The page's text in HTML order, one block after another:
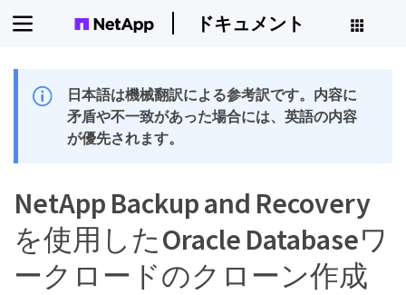
ドキュメント
日本語は機械翻訳による参考訳です。内容に
矛盾や不一致があった場合には、英語の内容
が優先されます。
NetApp Backup and Recovery
を使用したOracle Databaseワ
ークロードのクローン作成